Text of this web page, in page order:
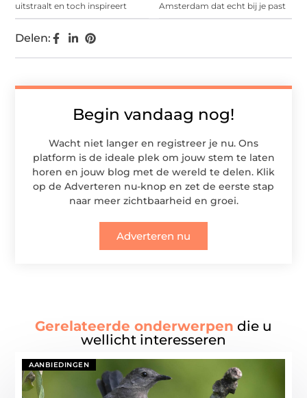
uitstraalt en toch inspireert
Amsterdam dat echt bij je past
Begin vandaag nog!
Wacht niet langer en registreer je nu. Ons
platform is de ideale plek om jouw stem te laten
horen en jouw blog met de wereld te delen. Klik
op de Adverteren nu-knop en zet de eerste stap
naar meer zichtbaarheid en groei.
Adverteren nu
Delen:
Gerelateerde onderwerpen die u
wellicht interesseren
AANBIEDINGEN